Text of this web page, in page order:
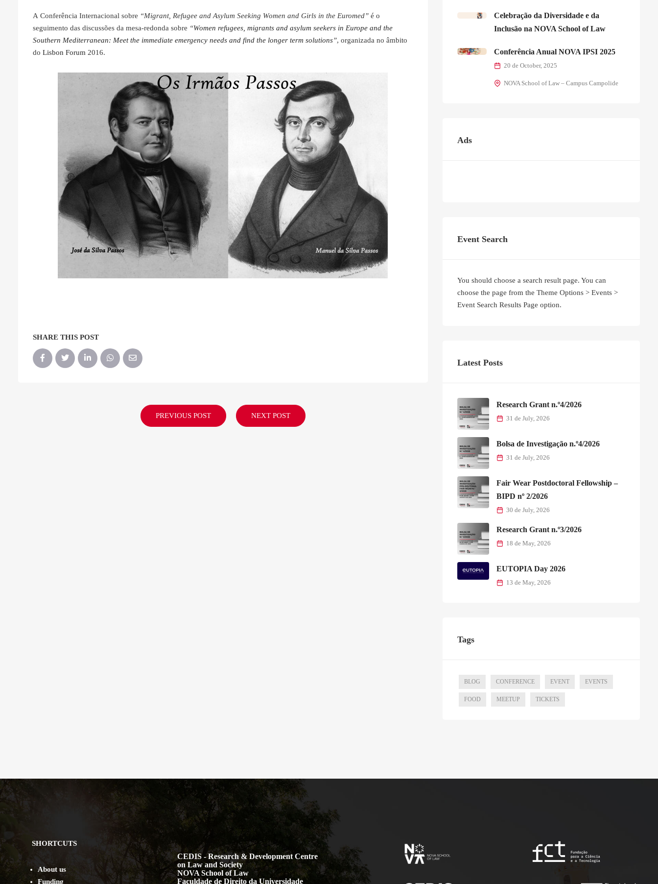
A Conferência Internacional sobre “Migrant, Refugee and Asylum Seeking Women and Girls in the Euromed” é o
seguimento das discussões da mesa-redonda sobre “Women refugees, migrants and asylum seekers in Europe and the
Southern Mediterranean: Meet the immediate emergency needs and find the longer term solutions”, organizada no âmbito
do Lisbon Forum 2016.
SHARE THIS POST
PREVIOUS POST NEXT POST
Celebração da Diversidade e da
Inclusão na NOVA School of Law
Conferência Anual NOVA IPSI 2025
20 de October, 2025
NOVA School of Law – Campus Campolide
Ads
Event Search
You should choose a search result page. You can
choose the page from the Theme Options > Events >
Event Search Results Page option.
Latest Posts
Research Grant n.º4/2026
31 de July, 2026
Bolsa de Investigação n.º4/2026
31 de July, 2026
Fair Wear Postdoctoral Fellowship –
BIPD nº 2/2026
30 de July, 2026
Research Grant n.º3/2026
18 de May, 2026
EUTOPIA Day 2026
13 de May, 2026
Tags
BLOG CONFERENCE EVENT EVENTS
FOOD MEETUP TICKETS
SHORTCUTS
About us
Funding
CEDIS - Research & Development Centre
on Law and Society
NOVA School of Law
Faculdade de Direito da Universidade